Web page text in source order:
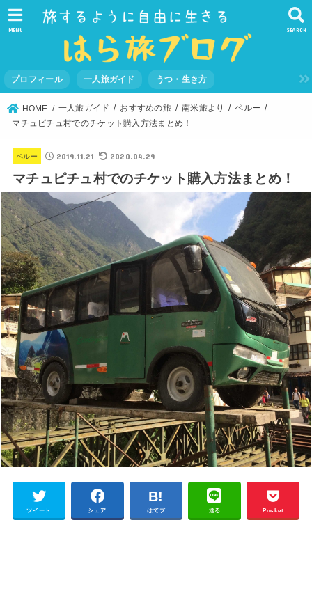
SEARCH
MENU
プロフィール 一人旅ガイド うつ・生き方
HOME 一人旅ガイド おすすめの旅 南米旅より
ペルー
マチュピチュ村でのチケット購入方法まとめ！
ペルー 2019.11.21 2020.04.29
マチュピチュ村でのチケット購入方法まとめ！
ツイート シェア はてブ 送る Pocket